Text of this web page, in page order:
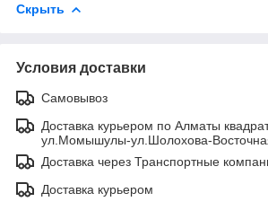
Скрыть
Условия доставки
Самовывоз
Доставка курьером по Алматы
ул.Момышулы-ул.Шолохова-
Доставка через Транспортные
Доставка курьером